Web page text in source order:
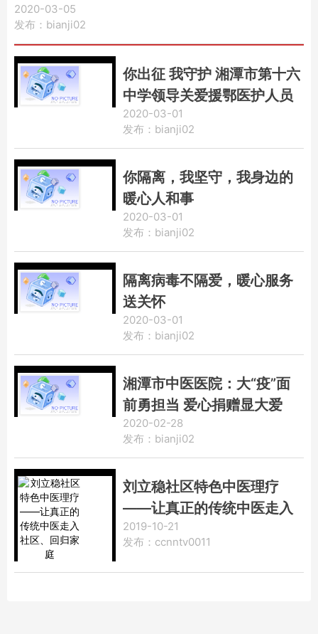
2020-03-05
发布：bianji02
你出征 我守护 湘潭市第十六
中学领导关爱援鄂医护人员
子弟
2020-03-01
发布：bianji02
你隔离，我坚守，我身边的
暖心人和事
2020-03-01
发布：bianji02
隔离病毒不隔爱，暖心服务
送关怀
2020-03-01
发布：bianji02
湘潭市中医医院：大“疫”面
前勇担当 爱心捐赠显大爱
2020-02-28
发布：bianji02
刘立稳社区特色中医理疗
——让真正的传统中医走入
社区、回归家庭
2019-10-21
发布：ccnntv0011